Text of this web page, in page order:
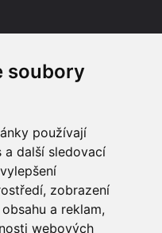
soubory
používají
a další sledovací
zobrazení
a reklam,
webových